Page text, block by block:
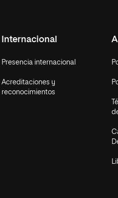
Internacional
Presencia internacional
Acreditaciones y
reconocimientos